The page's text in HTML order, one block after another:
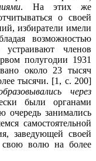
. На этих же
о своей
избиратели имели
возможностью
членов
полугодии 1931
около 23 тысяч
тысячи. [1, с. 200]
через
были органами
очередь занимались
самостоятельной
заведующей своей
свою волю на более